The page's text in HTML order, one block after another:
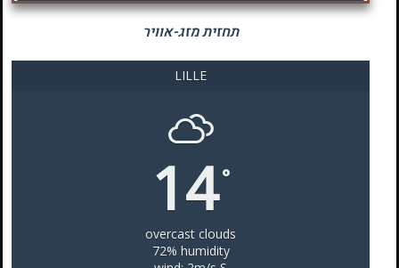
תחזית מזג-אוויר
LILLE
14°
overcast clouds
72% humidity